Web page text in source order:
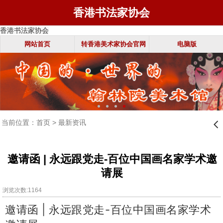
香港书法家协会
香港书法家协会
网站首页 转香港美术家协会官网 电脑版
当前位置： 首页> 最新资讯 󰊒
邀请函 | 永远跟党走-百位中国画名家学术邀
请展
浏览次数:1164
邀请函 | 永远跟党走-百位中国画名家学术